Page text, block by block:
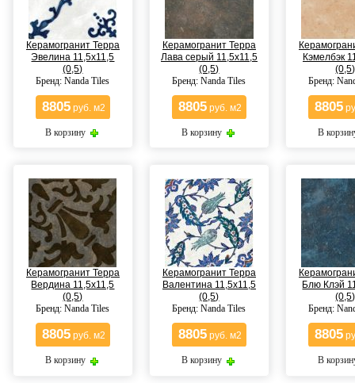
Керамогранит Терра
Эвелина 11,5x11,5
(0,5)
Бренд: Nanda Tiles
8805 руб. м2
В корзину
Керамогранит Терра
Лава серый 11,5x11,5
(0,5)
Бренд: Nanda Tiles
8805 руб. м2
В корзину
Кэмелбэк
(0,5)
Бренд:
8805
В
Керамогранит Терра
Вердина 11,5x11,5
(0,5)
Бренд: Nanda Tiles
8805 руб. м2
В корзину
Керамогранит Терра
Валентина 11,5x11,5
(0,5)
Бренд: Nanda Tiles
8805 руб. м2
В корзину
Блю Клэй
(0,5)
Бренд:
8805
В